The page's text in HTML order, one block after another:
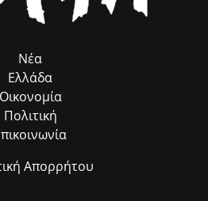
Νέα
Ελλάδα
Οικονομία
Πολιτική
Απορρήτου